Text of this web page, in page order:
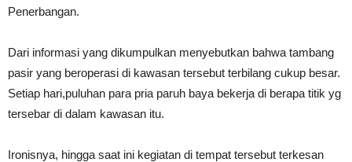
Penerbangan.
Dari informasi yang dikumpulkan menyebutkan bahwa tambang
pasir yang beroperasi di kawasan tersebut terbilang cukup besar.
Setiap hari,puluhan para pria paruh baya bekerja di berapa titik yg
tersebar di dalam kawasan itu.
Ironisnya, hingga saat ini kegiatan di tempat tersebut terkesan